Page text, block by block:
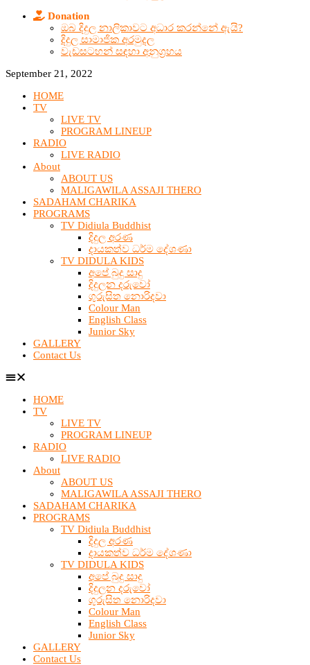
Donation
ඔබ දිදුල නාලිකාවට අධාර කරන්නේ ඇයි?
දිදුල සාමාජික අරමුදල
වැඩසටහන් සඳහා අනුග්‍රහය
September 21, 2022
HOME
TV
LIVE TV
PROGRAM LINEUP
RADIO
LIVE RADIO
About
ABOUT US
MALIGAWILA ASSAJI THERO
SADAHAM CHARIKA
PROGRAMS
TV Didiula Buddhist
දිදුල අරණ
දායකත්ව ධර්ම දේශණා
TV DIDULA KIDS
අපේ බුදු සාදු
දිදුලන දරුවෝ
ගුරුසිත නොරිදවා
Colour Man
English Class
Junior Sky
GALLERY
Contact Us
HOME
TV
LIVE TV
PROGRAM LINEUP
RADIO
LIVE RADIO
About
ABOUT US
MALIGAWILA ASSAJI THERO
SADAHAM CHARIKA
PROGRAMS
TV Didiula Buddhist
දිදුල අරණ
දායකත්ව ධර්ම දේශණා
TV DIDULA KIDS
අපේ බුදු සාදු
දිදුලන දරුවෝ
ගුරුසිත නොරිදවා
Colour Man
English Class
Junior Sky
GALLERY
Contact Us